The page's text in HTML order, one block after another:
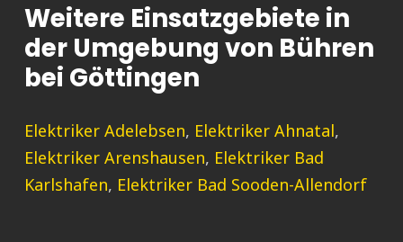
Weitere Einsatzgebiete in
der Umgebung von Bühren
bei Göttingen
Elektriker Adelebsen, Elektriker Ahnatal,
Elektriker Arenshausen, Elektriker Bad
Karlshafen, Elektriker Bad Sooden-Allendorf